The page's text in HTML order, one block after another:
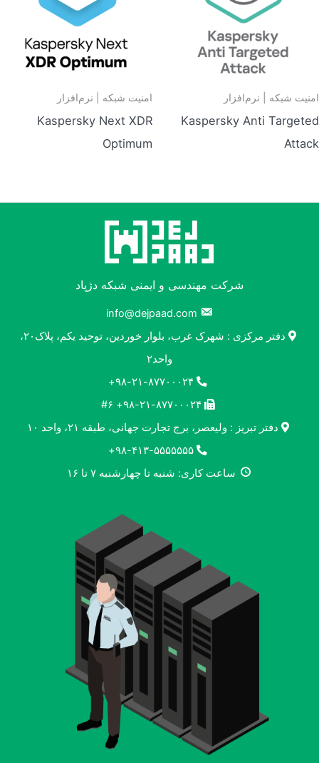
امنیت شبکه | نرم‌افزار
Kaspersky Anti Targeted
Attack
امنیت شبکه | نرم‌افزار
Kaspersky Next XDR
Optimum
شرکت مهندسی و ایمنی شبکه دژپاد
info@dejpaad.com
دفتر مرکزی : شهرک غرب، بلوار خوردین، توحید یکم، پلاک۲۰،
واحد۲
دفتر تبریز : ولیعصر، برج تجارت جهانی، طبقه ۲۱، واحد ۱۰
ساعت کاری: شنبه تا چهارشنبه ۷ تا ۱۶